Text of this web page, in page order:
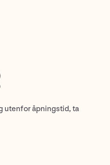
utenfor åpningstid, ta